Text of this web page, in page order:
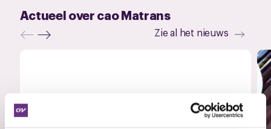
Actueel over cao Matrans
Zie al het nieuws